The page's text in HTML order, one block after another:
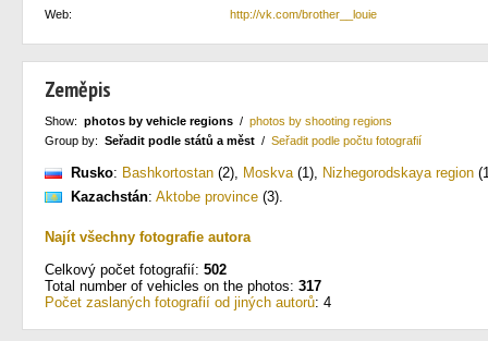
Web: http://vk.com/brother__louie
Zeměpis
Show: photos by vehicle regions / photos by shooting regions
Group by: Seřadit podle států a měst / Seřadit podle počtu fotografií
Rusko: Bashkortostan (2), Moskva(1), Nizhegorodskaya region
Kazachstán: Aktobe province (3).
Najít všechny fotografie autora
Celkový počet fotografií: 502
Total number of vehicles on the photos: 317
Počet zaslaných fotografií od jiných autorů: 4